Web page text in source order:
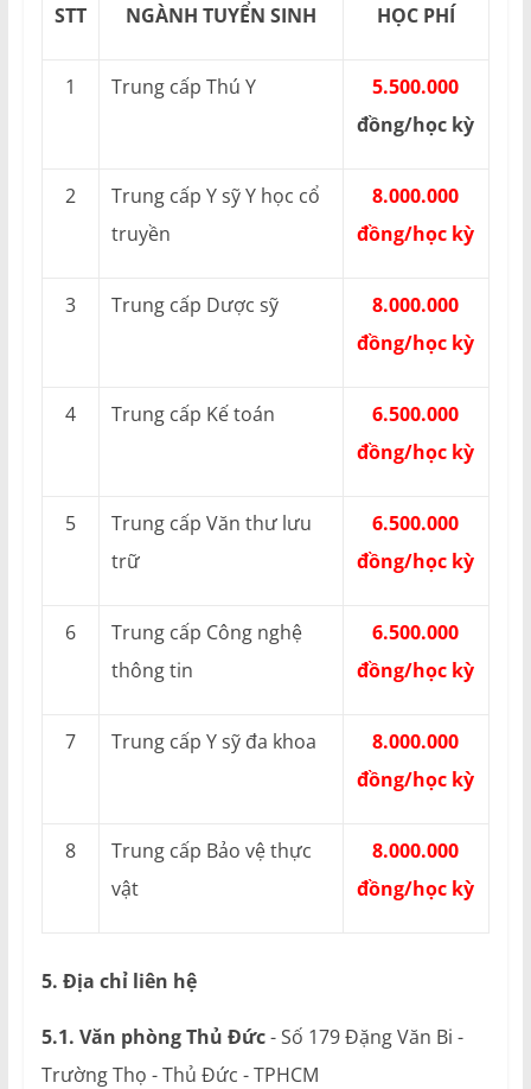
STT NGÀNH TUYỂN SINH HỌC PHÍ
1 Trung cấp Thú Y
5.500.000
đồng/học kỳ
2
Trung cấp Y sỹ Y học cổ
truyền
8.000.000
đồng/học kỳ
3 Trung cấp Dược sỹ
8.000.000
đồng/học kỳ
4 Trung cấp Kế toán
6.500.000
đồng/học kỳ
5
Trung cấp Văn thư lưu
trữ
6.500.000
đồng/học kỳ
6
Trung cấp Công nghệ
thông tin
6.500.000
đồng/học kỳ
7 Trung cấp Y sỹ đa khoa
8.000.000
đồng/học kỳ
8
Trung cấp Bảo vệ thực
vật
8.000.000
đồng/học kỳ
5. Địa chỉ liên hệ
5.1. Văn phòng Thủ Đức- Số 179 Đặng Văn Bi -
Trường Thọ - Thủ Đức - TPHCM